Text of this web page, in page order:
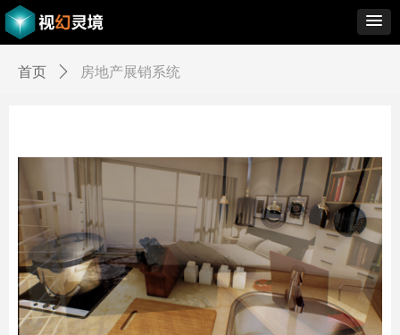
Control Render
ControlType:productSlideBind Error:未将对象引用设置到对象的实例。
首页 ꄲ 房地产展销系统